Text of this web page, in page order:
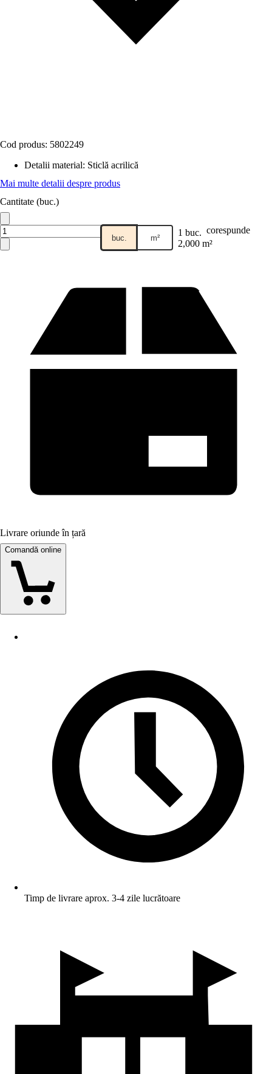
Cod produs: 5802249
Detalii material: Sticlă acrilică
Mai multe detalii despre produs
Cantitate (buc.)
buc. m² 1 buc. corespunde
2,000 m²
Livrare oriunde în țară
Comandă online
Timp de livrare aprox. 3-4 zile lucrătoare